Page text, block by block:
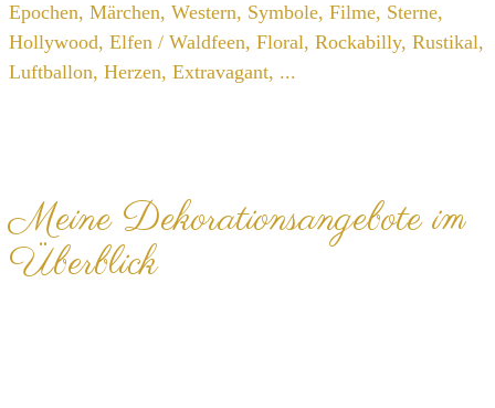
Epochen, Märchen, Western, Symbole, Filme, Sterne,
Hollywood, Elfen / Waldfeen, Floral, Rockabilly, Rustikal,
Luftballon, Herzen, Extravagant, ...
Meine Dekorationsangebote im
Überblick